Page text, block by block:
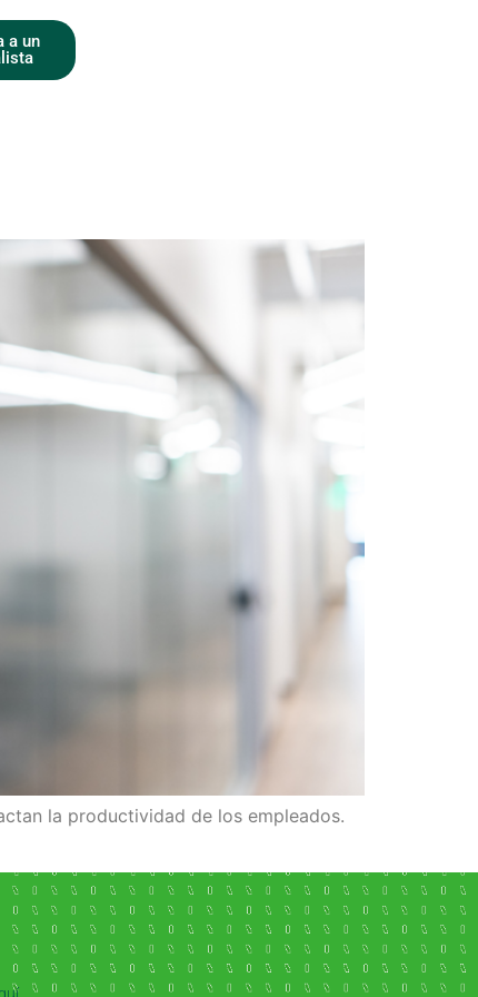
a un
la productividad de los empleados.